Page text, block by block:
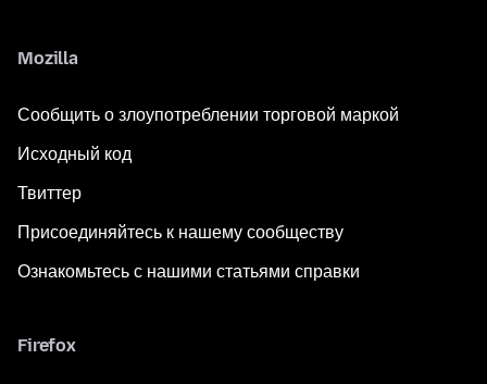
Mozilla
Сообщить о злоупотреблении торговой маркой
Исходный код
Твиттер
Присоединяйтесь к нашему сообществу
Ознакомьтесь с нашими статьями справки
Firefox